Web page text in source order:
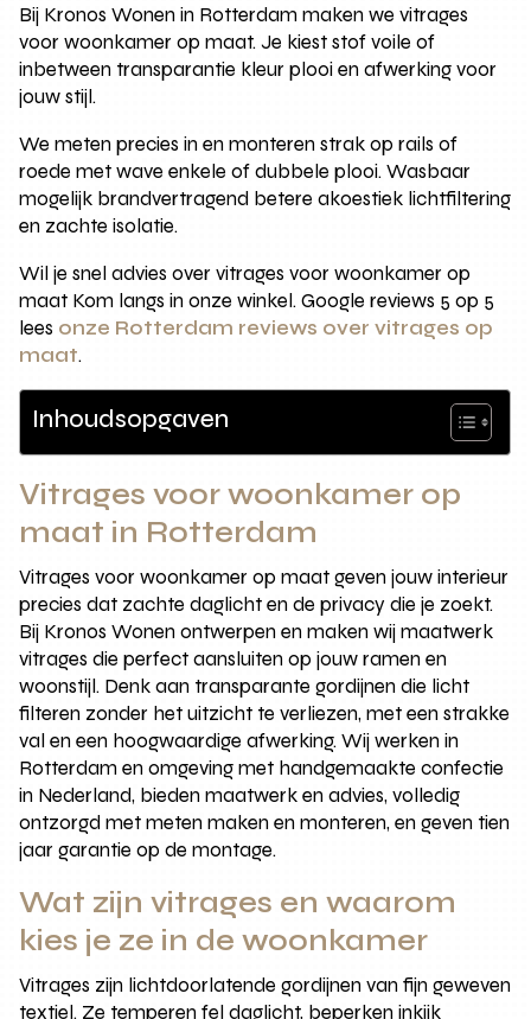
Bij Kronos Wonen in Rotterdam maken we vitrages
voor woonkamer op maat. Je kiest stof voile of
inbetween transparantie kleur plooi en afwerking voor
jouw stijl.
We meten precies in en monteren strak op rails of
roede met wave enkele of dubbele plooi. Wasbaar
mogelijk brandvertragend betere akoestiek lichtfiltering
en zachte isolatie.
Wil je snel advies over vitrages voor woonkamer op
maat Kom langs in onze winkel. Google reviews 5 op 5
lees onze Rotterdam reviews over vitrages op
maat.
Inhoudsopgaven
Vitrages voor woonkamer op
maat in Rotterdam
Vitrages voor woonkamer op maat geven jouw interieur
precies dat zachte daglicht en de privacy die je zoekt.
Bij Kronos Wonen ontwerpen en maken wij maatwerk
vitrages die perfect aansluiten op jouw ramen en
woonstijl. Denk aan transparante gordijnen die licht
filteren zonder het uitzicht te verliezen, met een strakke
val en een hoogwaardige afwerking. Wij werken in
Rotterdam en omgeving met handgemaakte confectie
in Nederland, bieden maatwerk en advies, volledig
ontzorgd met meten maken en monteren, en geven tien
jaar garantie op de montage.
Wat zijn vitrages en waarom
kies je ze in de woonkamer
Vitrages zijn lichtdoorlatende gordijnen van fijn geweven
textiel. Ze temperen fel daglicht, beperken inkijk